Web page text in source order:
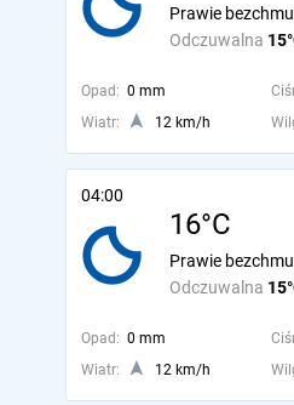
Odczuwalna
Prawie
Opad: 0 mm
Wiatr:
12 km/h
04:00
16°C
Odczuwalna
Prawie
Opad: 0 mm
Wiatr:
12 km/h